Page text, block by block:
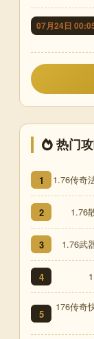
07月24日
热门
1 1.76传奇
2 1.76
3 1.76武
4
5
176传奇